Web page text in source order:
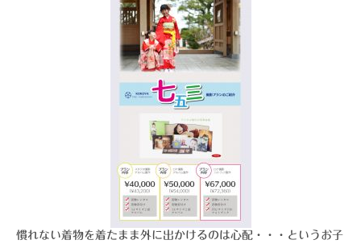
慣れない着物を着たまま外に出かけるのは心配・・・というお子